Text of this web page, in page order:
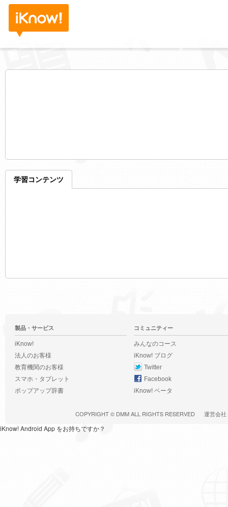
学習コンテンツ
製品・サービス
iKnow!
法人のお客様
教育機関のお客様
スマホ・タブレット
ポップアップ辞書
コミュニティー
みんなのコース
iKnow! ブログ
Twitter
Facebook
iKnow! ベータ
COPYRIGHT © DMMALL RIGHTS RESERVED 運営会社
iKnow! Android App をお持ちですか？